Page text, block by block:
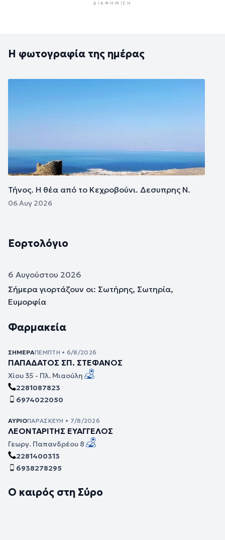
ΔΙΑΦΉΜΙΣΗ
Η φωτογραφία της ημέρας
Τήνος. Η θέα από το Κεχροβούνι. Δεσυπρης Ν.
06 Αυγ 2026
Εορτολόγιο
6 Αυγούστου 2026
Σήμερα γιορτάζουν οι: Σωτήρης, Σωτηρία,
Ευμορφία
Φαρμακεία
ΣΉΜΕΡΑΠΈΜΠΤΗ • 6/8/2026
ΠΑΠΑΔΑΤΟΣ ΣΠ. ΣΤΕΦΑΝΟΣ
Χίου 35 - Πλ. Μιαούλη
2281087823
6974022050
ΑΎΡΙΟΠΑΡΑΣΚΕΥΉ • 7/8/2026
ΛΕΟΝΤΑΡΙΤΗΣ ΕΥΑΓΓΕΛΟΣ
Γεωργ. Παπανδρέου 8
2281400313
6938278295
Ο καιρός στη Σύρο